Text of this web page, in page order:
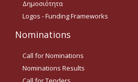
e-ΕΛΚΕ
Ηλεκτρονική
Δημοσιότητα
Logos - Funding Frameworks
Nominations
Call for Nominations
Nominations Results